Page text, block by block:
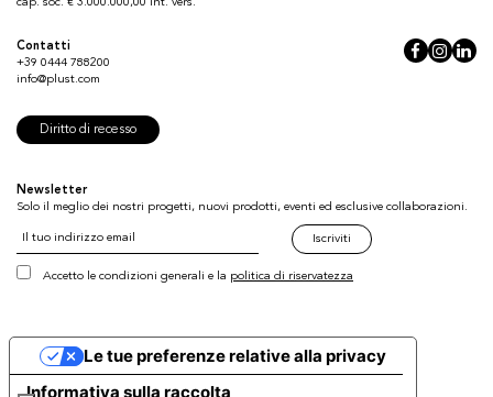
cap. soc. € 3.000.000,00 int. vers.
Contatti
+39 0444 788200
info@plust.com
Diritto di recesso
Newsletter
Solo il meglio dei nostri progetti, nuovi prodotti, eventi ed esclusive collaborazioni.
Iscriviti
Accetto le condizioni generali e la politica di riservatezza
Informativa sulla raccolta
Le tue preferenze relative alla privacy